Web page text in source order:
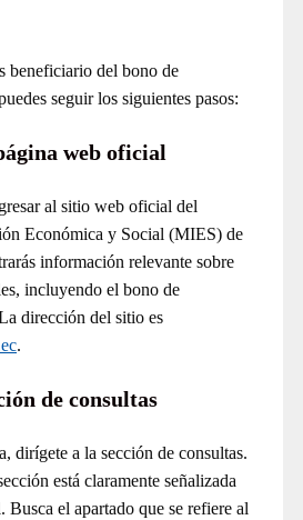
beneficiario del bono de
seguir los siguientes pasos:
web oficial
al sitio web oficial del
Económica y Social (MIES) de
información relevante sobre
incluyendo el bono de
dirección del sitio es
.
de consultas
dirígete a la sección de consultas.
está claramente señalizada
Busca el apartado que se refiere al